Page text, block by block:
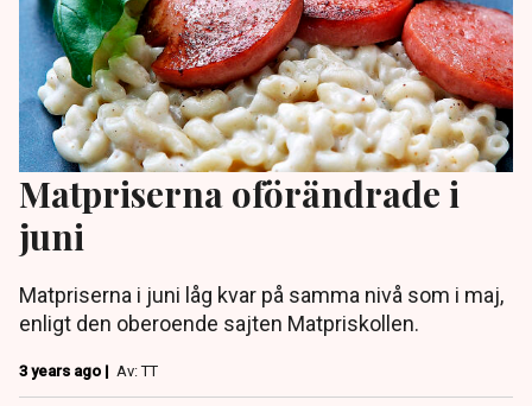
Matpriserna oförändrade i
juni
Matpriserna i juni låg kvar på samma nivå som i maj,
enligt den oberoende sajten Matpriskollen.
3 years ago | Av: TT